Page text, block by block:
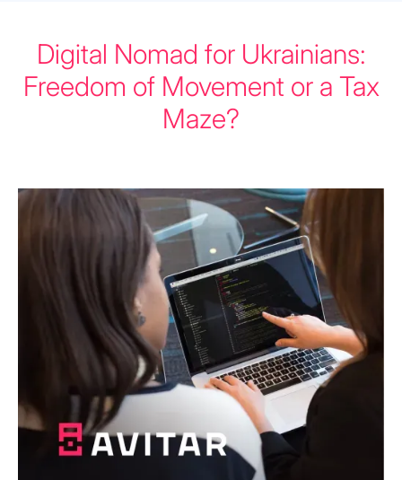
Digital Nomad for Ukrainians:
Freedom of Movement or a Tax
Maze?